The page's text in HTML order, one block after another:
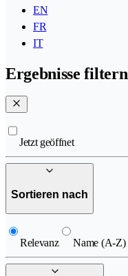
EN
FR
IT
Ergebnisse filtern
Jetzt geöffnet
Sortieren nach
Relevanz Name (A-Z)